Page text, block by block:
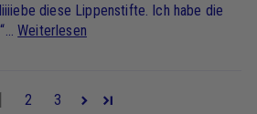
diese Lippenstifte. Ich habe die
Weiterlesen
2 3